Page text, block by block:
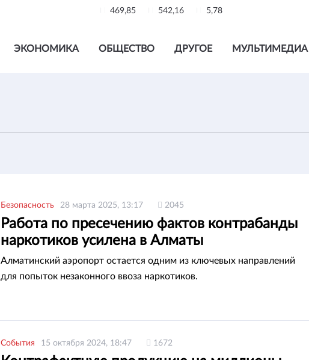
469,85 542,16 5,78
ЭКОНОМИКА ОБЩЕСТВО ДРУГОЕ МУЛЬТИМЕДИА
Безопасность 28 марта 2025, 13:17 2045
Работа по пресечению фактов контрабанды
наркотиков усилена в Алматы
Алматинский аэропорт остается одним из ключевых направлений
для попыток незаконного ввоза наркотиков.
События 15 октября 2024, 18:47 1672